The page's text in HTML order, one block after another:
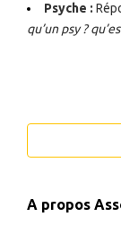
Psyche :
qu’un psy ?
A propos